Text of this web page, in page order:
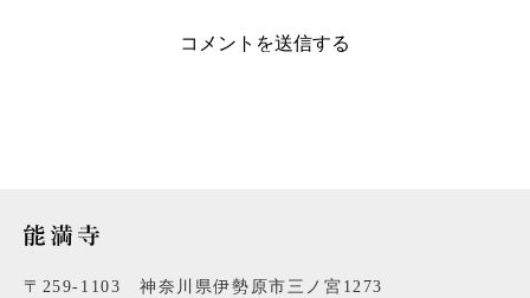
〒259-1103 神奈川県伊勢原市三ノ宮1273